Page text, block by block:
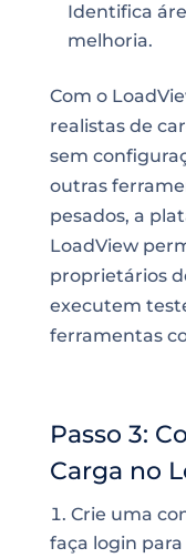
Identifica
melhoria.
Com o
realistas de
sem
outras
pesados, a
LoadView
proprietários
executem
ferramentas
Passo 3:
Carga no
Crie uma
faça login